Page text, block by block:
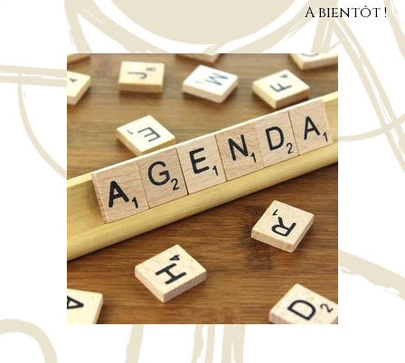
A bientôt !